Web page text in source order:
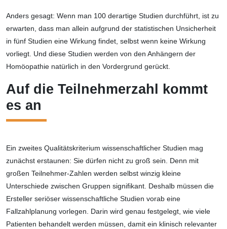
Anders gesagt: Wenn man 100 derartige Studien durchführt, ist zu
erwarten, dass man allein aufgrund der statistischen Unsicherheit
in fünf Studien eine Wirkung findet, selbst wenn keine Wirkung
vorliegt. Und diese Studien werden von den Anhängern der
Homöopathie natürlich in den Vordergrund gerückt.
Auf die Teilnehmerzahl kommt
es an
Ein zweites Qualitätskriterium wissenschaftlicher Studien mag
zunächst erstaunen: Sie dürfen nicht zu groß sein. Denn mit
großen Teilnehmer-Zahlen werden selbst winzig kleine
Unterschiede zwischen Gruppen signifikant. Deshalb müssen die
Ersteller seriöser wissenschaftliche Studien vorab eine
Fallzahlplanung vorlegen. Darin wird genau festgelegt, wie viele
Patienten behandelt werden müssen, damit ein klinisch relevanter